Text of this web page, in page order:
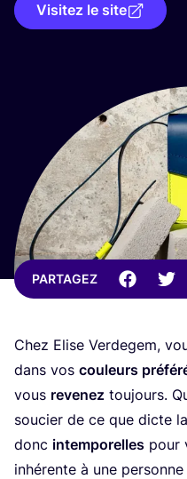
Visitez le site
PARTAGEZ
Chez Elise Ver­de­gem,
dans vos cou­leurs
vous reve­nez tou­jours.
sou­cier de ce que dicte
donc intem­po­relles pour
inhé­rente à une